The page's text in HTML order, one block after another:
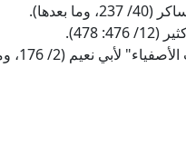
بعدها).
478).
لأبي نعيم (2/ 176، وما بعدها).